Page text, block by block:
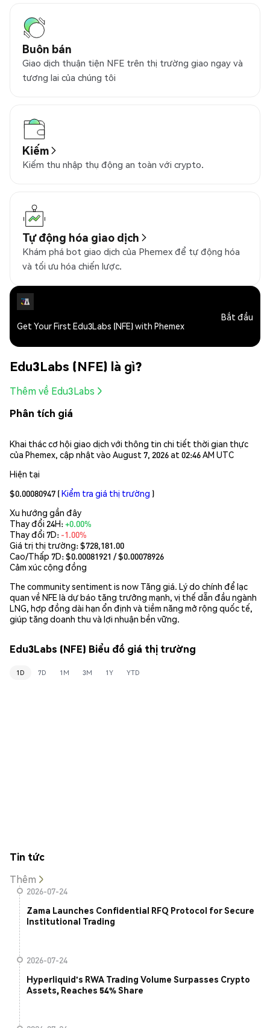
Buôn bán
Giao dịch thuận tiện NFE trên thị trường giao ngay và
tương lai của chúng tôi
Kiếm
Kiếm thu nhập thụ động an toàn với crypto.
Tự động hóa giao dịch
Khám phá bot giao dịch của Phemex để tự động hóa
và tối ưu hóa chiến lược.
Get Your First Edu3Labs (NFE) with Phemex
Bắt đầu
Edu3Labs (NFE) là gì?
Thêm về Edu3Labs
Phân tích giá
Khai thác cơ hội giao dịch với thông tin chi tiết thời gian thực
của Phemex, cập nhật vào August 7, 2026 at 02:46 AM UTC
Hiện tại
$0.00080947 (Kiểm tra giá thị trường )
Xu hướng gần đây
Thay đổi 24H:+0.00%
Thay đổi 7D: -1.00%
Giá trị thị trường:$728,181.00
Cao/Thấp 7D: $0.00081921 / $0.00078926
Cảm xúc cộng đồng
The community sentiment is now Tăng giá. Lý do chính để lạc
quan về NFE là dự báo tăng trưởng mạnh, vị thế dẫn đầu ngành
LNG, hợp đồng dài hạn ổn định và tiềm năng mở rộng quốc tế,
giúp tăng doanh thu và lợi nhuận bền vững.
Edu3Labs (NFE) Biểu đồ giá thị trường
1D 7D 1M 3M 1Y YTD
Tin tức
Thêm
2026-07-24
Zama Launches Confidential RFQ Protocol for Secure
Institutional Trading
2026-07-24
Hyperliquid's RWA Trading Volume Surpasses Crypto
Assets, Reaches 54% Share